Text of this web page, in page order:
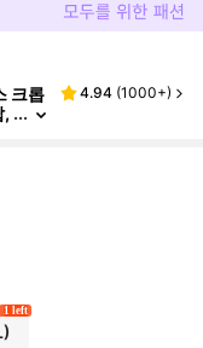
크롭
,
4.94 (1000+)
1 left